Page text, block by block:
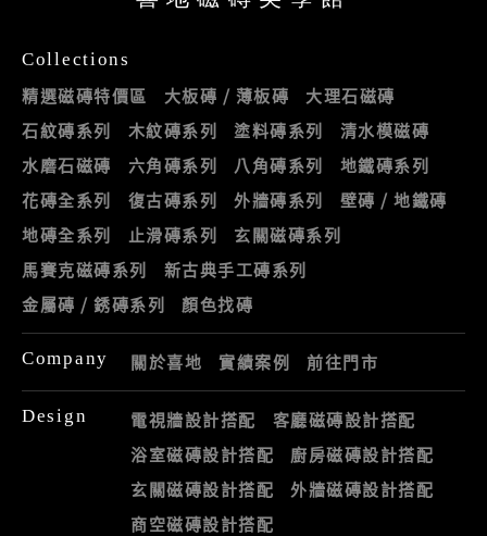
Collections
精選磁磚特價區 大板磚 / 薄板磚
大理石磁磚
石紋磚系列
木紋磚系列 塗料磚系列
清水模磁磚
水磨石磁磚
六角磚系列 八角磚系列
地鐵磚系列
花磚全系列
復古磚系列 外牆磚系列
壁磚 / 地鐵磚
地磚全系列
止滑磚系列
玄關磁磚系列
馬賽克磁磚系列
新古典手工磚系列
金屬磚 / 銹磚系列
顏色找磚
Company 關於喜地 實績案例 前往門市
Design 電視牆設計搭配
客廳磁磚設計搭配
浴室磁磚設計搭配
廚房磁磚設計搭配
玄關磁磚設計搭配
外牆磁磚設計搭配
商空磁磚設計搭配